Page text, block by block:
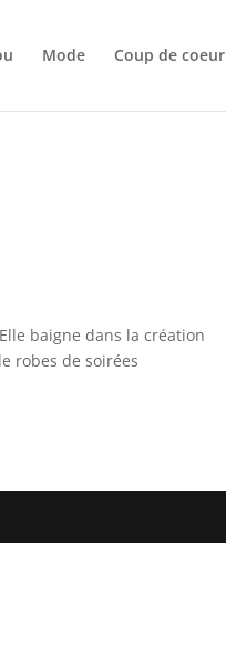
Mode Coup de coeur
baigne dans la création
robes de soirées